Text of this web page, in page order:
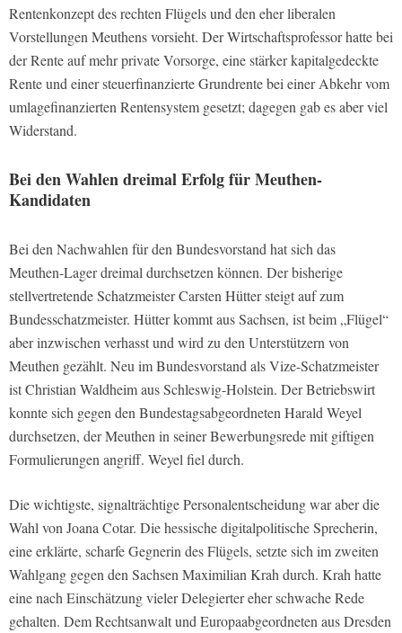
Rentenkonzept des rechten Flügels und den eher liberalen
Vorstellungen Meuthens vorsieht. Der Wirtschaftsprofessor hatte bei
der Rente auf mehr private Vorsorge, eine stärker kapitalgedeckte
Rente und einer steuerfinanzierte Grundrente bei einer Abkehr vom
umlagefinanzierten Rentensystem gesetzt; dagegen gab es aber viel
Widerstand.
Bei den Wahlen dreimal Erfolg für Meuthen-
Kandidaten
Bei den Nachwahlen für den Bundesvorstand hat sich das
Meuthen-Lager dreimal durchsetzen können. Der bisherige
stellvertretende Schatzmeister Carsten Hütter steigt auf zum
Bundesschatzmeister. Hütter kommt aus Sachsen, ist beim „Flügel“
aber inzwischen verhasst und wird zu den Unterstützern von
Meuthen gezählt. Neu im Bundesvorstand als Vize-Schatzmeister
ist Christian Waldheim aus Schleswig-Holstein. Der Betriebswirt
konnte sich gegen den Bundestagsabgeordneten Harald Weyel
durchsetzen, der Meuthen in seiner Bewerbungsrede mit giftigen
Formulierungen angriff. Weyel fiel durch.
Die wichtigste, signalträchtige Personalentscheidung war aber die
Wahl von Joana Cotar. Die hessische digitalpolitische Sprecherin,
eine erklärte, scharfe Gegnerin des Flügels, setzte sich im zweiten
Wahlgang gegen den Sachsen Maximilian Krah durch. Krah hatte
eine nach Einschätzung vieler Delegierter eher schwache Rede
gehalten. Dem Rechtsanwalt und Europaabgeordneten aus Dresden